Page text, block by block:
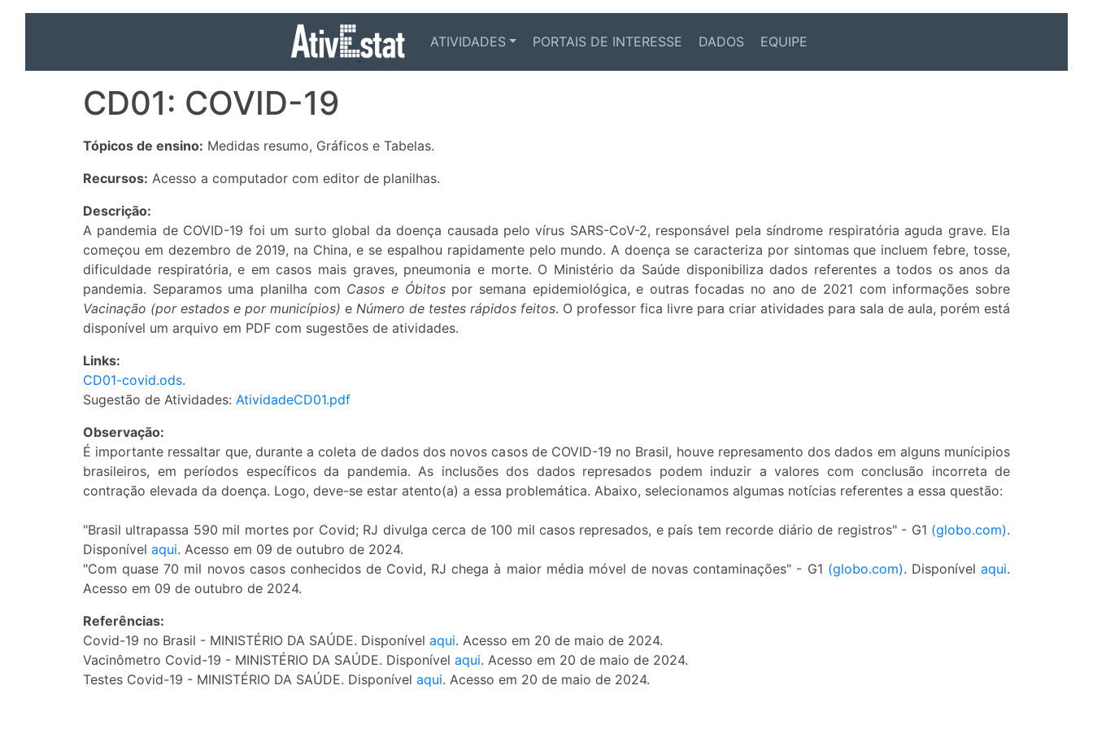
ATIVIDADES PORTAIS DE INTERESSE DADOS EQUIPE
CD01: COVID-19
Tópicos de ensino: Medidas resumo, Gráficos e Tabelas.
Recursos: Acesso a computador com editor de planilhas.
Descrição:
A pandemia de COVID-19 foi um surto global da doença causada pelo vírus SARS-CoV-2, responsável pela síndrome respiratória aguda grave. Ela
começou em dezembro de 2019, na China, e se espalhou rapidamente pelo mundo. A doença se caracteriza por sintomas que incluem febre, tosse,
dificuldade respiratória, e em casos mais graves, pneumonia e morte. O Ministério da Saúde disponibiliza dados referentes a todos os anos da
pandemia. Separamos uma planilha com Casos e Óbitospor semana epidemiológica, e outras focadas no ano de 2021 com informações sobre
Vacinação (por estados e por municípios) e Número de testes rápidos feitos. O professor fica livre para criar atividades para sala de aula, porém está
disponível um arquivo em PDF com sugestões de atividades.
Links:
CD01-covid.ods.
Sugestão de Atividades: AtividadeCD01.pdf
Observação:
É importante ressaltar que, durante a coleta de dados dos novos casos de COVID-19 no Brasil, houve represamento dos dados em alguns munícipios
brasileiros, em períodos específicos da pandemia. As inclusões dos dados represados podem induzir a valores com conclusão incorreta de
contração elevada da doença. Logo, deve-se estar atento(a) a essa problemática. Abaixo, selecionamos algumas notícias referentes a essa questão:
"Brasil ultrapassa 590 mil mortes por Covid; RJ divulga cerca de 100 mil casos represados, e país tem recorde diário de registros" - G1 (globo.com).
Disponível aqui. Acesso em 09 de outubro de 2024.
"Com quase 70 mil novos casos conhecidos de Covid, RJ chega à maior média móvel de novas contaminações" - G1 (globo.com). Disponívelaqui.
Acesso em 09 de outubro de 2024.
Referências:
Covid-19 no Brasil - MINISTÉRIO DA SAÚDE. Disponível aqui. Acesso em 20 de maio de 2024.
Vacinômetro Covid-19 - MINISTÉRIO DA SAÚDE. Disponível aqui. Acesso em 20 de maio de 2024.
Testes Covid-19 - MINISTÉRIO DA SAÚDE. Disponível aqui. Acesso em 20 de maio de 2024.